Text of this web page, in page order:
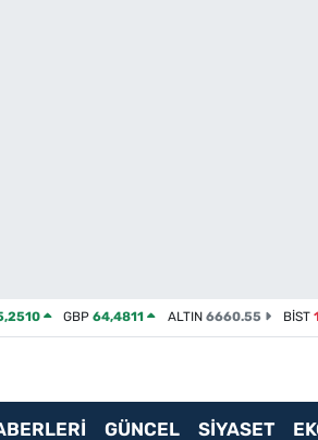
GBP64,4811 ALTIN 6660.55 BİST
GÜNCEL SİYASET